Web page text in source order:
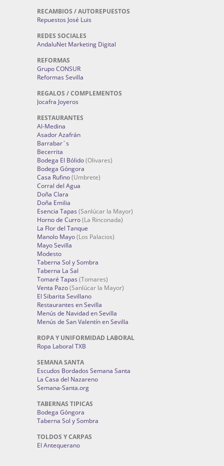
RECAMBIOS / AUTOREPUESTOS
Repuestos José Luis
REDES SOCIALES
AndaluNet Marketing Digital
REFORMAS
Grupo CONSUR
Reformas Sevilla
REGALOS / COMPLEMENTOS
Jocafra Joyeros
RESTAURANTES
Al-Medina
Asador Azafrán
Barrabar´s
Becerrita
Bodega El Bólido(Olivares)
Bodega Góngora
Casa Rufino(Umbrete)
Corral del Agua
Doña Clara
Doña Emilia
Esencia Tapas (Sanlúcar la Mayor)
Horno de Curro(La Rinconada)
La Flor del Tanque
Manolo Mayo(Los Palacios)
Mayo Sevilla
Modesto
Taberna Sol y Sombra
Taberna La Sal
Tomaré Tapas (Tomares)
Venta Pazo(Sanlúcar la Mayor)
El Sibarita Sevillano
Restaurantes en Sevilla
Menús de Navidad en Sevilla
Menús de San Valentín en Sevilla
ROPA Y UNIFORMIDAD LABORAL
Ropa Laboral TXB
SEMANA SANTA
Escudos Bordados Semana Santa
La Casa del Nazareno
Semana-Santa.org
TABERNAS TIPICAS
Bodega Góngora
Taberna Sol y Sombra
TOLDOS Y CARPAS
El Antequerano